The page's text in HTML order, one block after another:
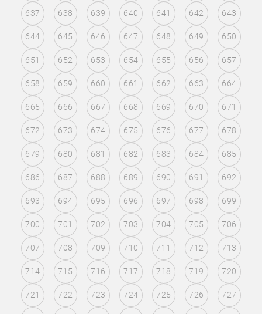
637 638 639 640 641 642 643
644 645 646 647 648 649 650
651 652 653 654 655 656 657
658 659 660 661 662 663 664
665 666 667 668 669 670 671
672 673 674 675 676 677 678
679 680 681 682 683 684 685
686 687 688 689 690 691 692
693 694 695 696 697 698 699
700 701 702 703 704 705 706
707 708 709 710 711 712 713
714 715 716 717 718 719 720
721 722 723 724 725 726 727